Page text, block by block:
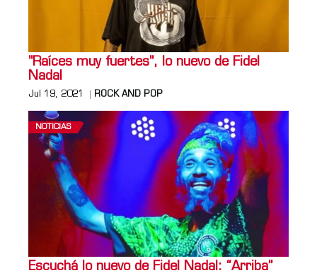
"Raíces muy fuertes", lo nuevo de Fidel
Nadal
Jul 19, 2021 ROCK AND POP
NOTICIAS
Escuchá lo nuevo de Fidel Nadal: “Arriba”